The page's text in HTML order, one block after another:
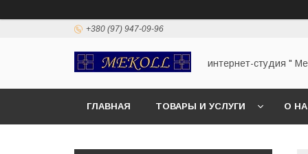
+380 (97) 947-09-96
интернет-студия "
ГЛАВНАЯ ТОВАРЫ И УСЛУГИ О